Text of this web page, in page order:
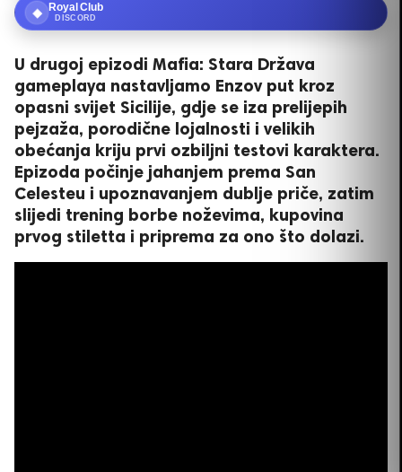
◆ Royal Club
DISCORD
U drugoj epizodi Mafia: Stara Država
gameplaya nastavljamo Enzov put kroz
opasni svijet Sicilije, gdje se iza prelijepih
pejzaža, porodične lojalnosti i velikih
obećanja kriju prvi ozbiljni testovi karaktera.
Epizoda počinje jahanjem prema San
Celesteu i upoznavanjem dublje priče, zatim
slijedi trening borbe noževima, kupovina
prvog stiletta i priprema za ono što dolazi.